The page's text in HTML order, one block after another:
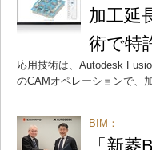
加工延
術で特
応用技術は、Autodesk
のCAMオペレーションで、
BIM：
「新